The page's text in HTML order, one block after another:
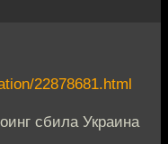
22878681.html
сбила Украина